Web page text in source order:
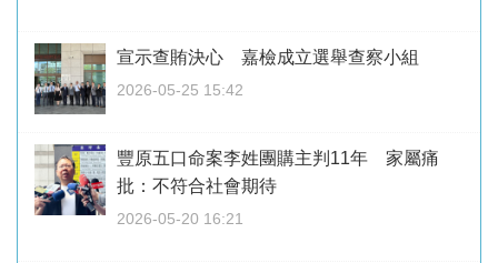
宣示查賄決心 嘉檢成立選舉查察小組
2026-05-25 15:42
豐原五口命案李姓團購主判11年 家屬痛
批：不符合社會期待
2026-05-20 16:21